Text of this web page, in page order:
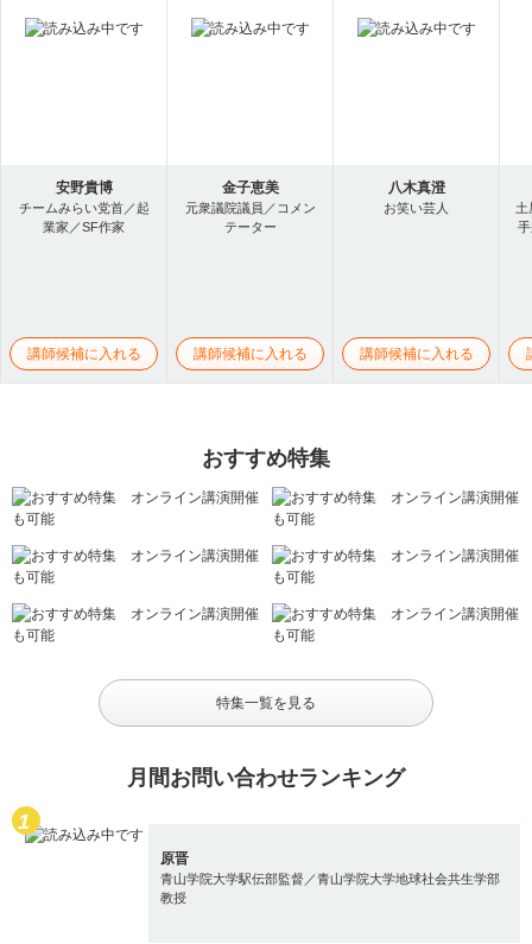
安野貴博
チームみらい党首／起
業家／SF作家
講師候補に入れる
金子恵美
元衆議院議員／コメン
テーター
講師候補に入れる
八木真澄
お笑い芸人
講師候補に入れる
土
おすすめ特集
特集一覧を見る
月間お問い合わせランキング
原晋
青山学院大学駅伝部監督／青山学院大学地球社会共生学部
教授